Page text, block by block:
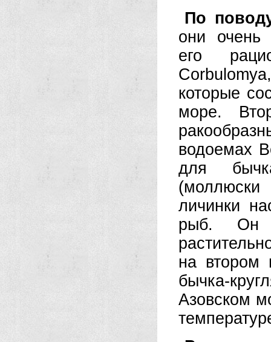
По
они очень
его
которые
море.
водоемах
для
личинки
рыб. Он
на втором
бычка-
Азовском